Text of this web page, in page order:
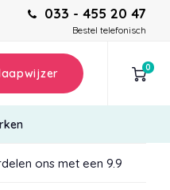
033 - 455 20 47
Bestel telefonisch
0
ons met een 9.9